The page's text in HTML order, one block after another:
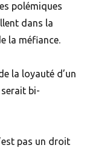
polémiques
dans la
la méfiance.
la loyauté d’un
bi-
pas un droit